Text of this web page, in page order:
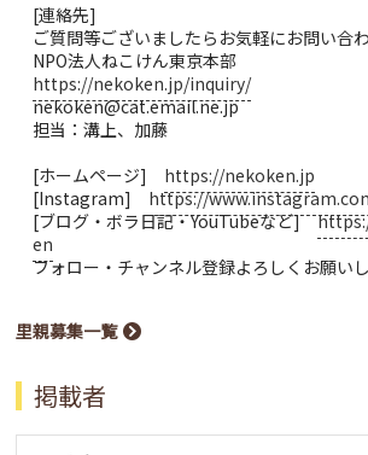
[連絡先]
ご質問等ございましたらお気軽にお問い合
NPO法人ねこけん東京本部
https://nekoken.jp/inquiry/
nekoken@cat.email.ne.jp
担当：溝上、加藤
[ホームページ] https://nekoken.jp
[Instagram] https://
[ブログ・ボラ日記・YouTubeなど]
en
フォロー・チャンネル登録よろしくお願い
里親募集一覧
掲載者